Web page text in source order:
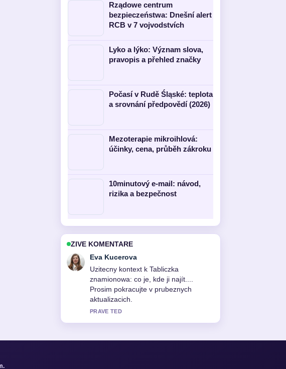
Rządowe centrum
bezpieczeństwa: Dnešní alert
RCB v 7 vojvodstvích
Lyko a lýko: Význam slova,
pravopis a přehled značky
Počasí v Rudě Śląské: teplota
a srovnání předpovědí (2026)
Mezoterapie mikroihlová:
účinky, cena, průběh zákroku
10minutový e-mail: návod,
rizika a bezpečnost
ZIVE KOMENTARE
David Vesely
Pokryti tematu Neděle handlová
listopad 2025: Proč není žádná...
pusobi solidne a snadno se sleduje.
3 MIN ZPET